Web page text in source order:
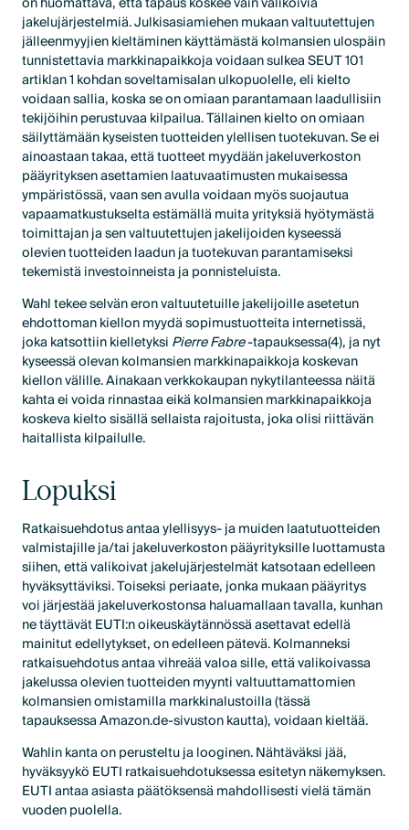
jakelujärjestelmiä. Julkisasiamiehen mukaan valtuutettujen
jälleenmyyjien kieltäminen käyttämästä kolmansien ulospäin
tunnistettavia markkinapaikkoja voidaan sulkea SEUT 101
artiklan 1 kohdan soveltamisalan ulkopuolelle, eli kielto
voidaan sallia, koska se on omiaan parantamaan laadullisiin
tekijöihin perustuvaa kilpailua. Tällainen kielto on omiaan
säilyttämään kyseisten tuotteiden ylellisen tuotekuvan. Se ei
ainoastaan takaa, että tuotteet myydään jakeluverkoston
pääyrityksen asettamien laatuvaatimusten mukaisessa
ympäristössä, vaan sen avulla voidaan myös suojautua
vapaamatkustukselta estämällä muita yrityksiä hyötymästä
toimittajan ja sen valtuutettujen jakelijoiden kyseessä
olevien tuotteiden laadun ja tuotekuvan parantamiseksi
tekemistä investoinneista ja ponnisteluista.
Wahl tekee selvän eron valtuutetuille jakelijoille asetetun
ehdottoman kiellon myydä sopimustuotteita internetissä,
joka katsottiin kielletyksi Pierre Fabre-tapauksessa(4), ja nyt
kyseessä olevan kolmansien markkinapaikkoja koskevan
kiellon välille. Ainakaan verkkokaupan nykytilanteessa näitä
kahta ei voida rinnastaa eikä kolmansien markkinapaikkoja
koskeva kielto sisällä sellaista rajoitusta, joka olisi riittävän
haitallista kilpailulle.
Lopuksi
Ratkaisuehdotus antaa ylellisyys- ja muiden laatutuotteiden
valmistajille ja/tai jakeluverkoston pääyrityksille luottamusta
siihen, että valikoivat jakelujärjestelmät katsotaan edelleen
hyväksyttäviksi. Toiseksi periaate, jonka mukaan pääyritys
voi järjestää jakeluverkostonsa haluamallaan tavalla, kunhan
ne täyttävät EUTI:n oikeuskäytännössä asettavat edellä
mainitut edellytykset, on edelleen pätevä. Kolmanneksi
ratkaisuehdotus antaa vihreää valoa sille, että valikoivassa
jakelussa olevien tuotteiden myynti valtuuttamattomien
kolmansien omistamilla markkinalustoilla (tässä
tapauksessa Amazon.de-sivuston kautta), voidaan kieltää.
Wahlin kanta on perusteltu ja looginen. Nähtäväksi jää,
hyväksyykö EUTI ratkaisuehdotuksessa esitetyn näkemyksen.
EUTI antaa asiasta päätöksensä mahdollisesti vielä tämän
vuoden puolella.